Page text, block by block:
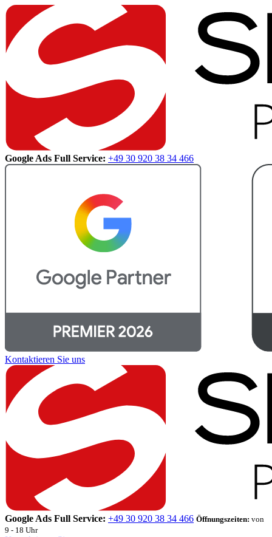
Google Ads Full Service: +49 30 920 38 34 466
Kontaktieren Sie uns
Google Ads Full Service: +49 30 920 38 34 466 Öffnungszeiten: von
9 - 18 Uhr